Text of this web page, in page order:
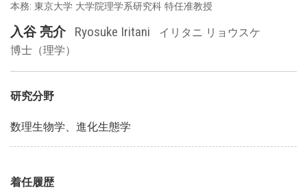
本務: 東京大学 大学院理学系研究科 特任准教授
入谷 亮介 Ryosuke Iritani
イリタニ リョウスケ
博士（理学）
研究分野
数理生物学、進化生態学
着任履歴